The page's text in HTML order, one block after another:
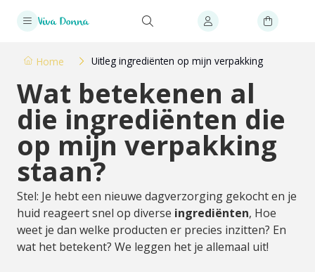
Home Uitleg ingrediënten op mijn verpakking
Wat betekenen al
die ingrediënten die
op mijn verpakking
staan?
Stel: Je hebt een nieuwe dagverzorging gekocht en je
huid reageert snel op diverse ingrediënten, Hoe
weet je dan welke producten er precies inzitten? En
wat het betekent? We leggen het je allemaal uit!